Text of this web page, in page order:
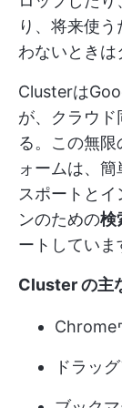
り、将来使
わないときは
Clusterは
が、クラウド
る。この無
ォームは、
スポートとイ
ンのための検
ートしていま
Cluster の主
Chrome
ドラッ